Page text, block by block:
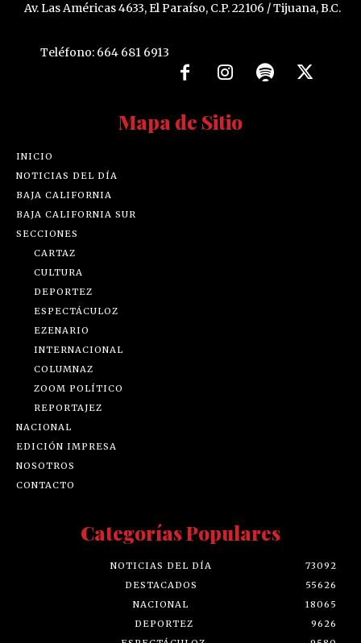
Av. Las Américas 4633, El Paraíso, C.P. 22106 / Tijuana, B.C.
Teléfono: 664 681 6913
Mapa de Sitio
INICIO
NOTICIAS DEL DÍA
BAJA CALIFORNIA
BAJA CALIFORNIA SUR
SECCIONES
CARTAZ
CULTURA
DEPORTEZ
ESPECTÁCULOZ
EZENARIO
INTERNACIONAL
COLUMNAZ
ZOOM POLÍTICO
REPORTAJEZ
NACIONAL
EDICIÓN IMPRESA
NOSOTROS
CONTACTO
Categorías Populares
NOTICIAS DEL DÍA
73092
DESTACADOS
55626
NACIONAL
18065
DEPORTEZ
9626